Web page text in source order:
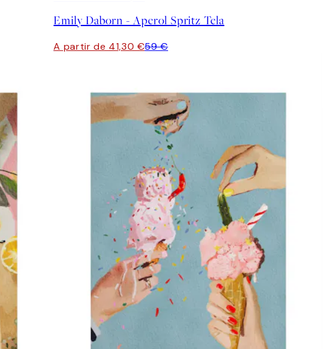
Emily Daborn - Aperol Spritz Tela
A partir de 41,30 €59 €